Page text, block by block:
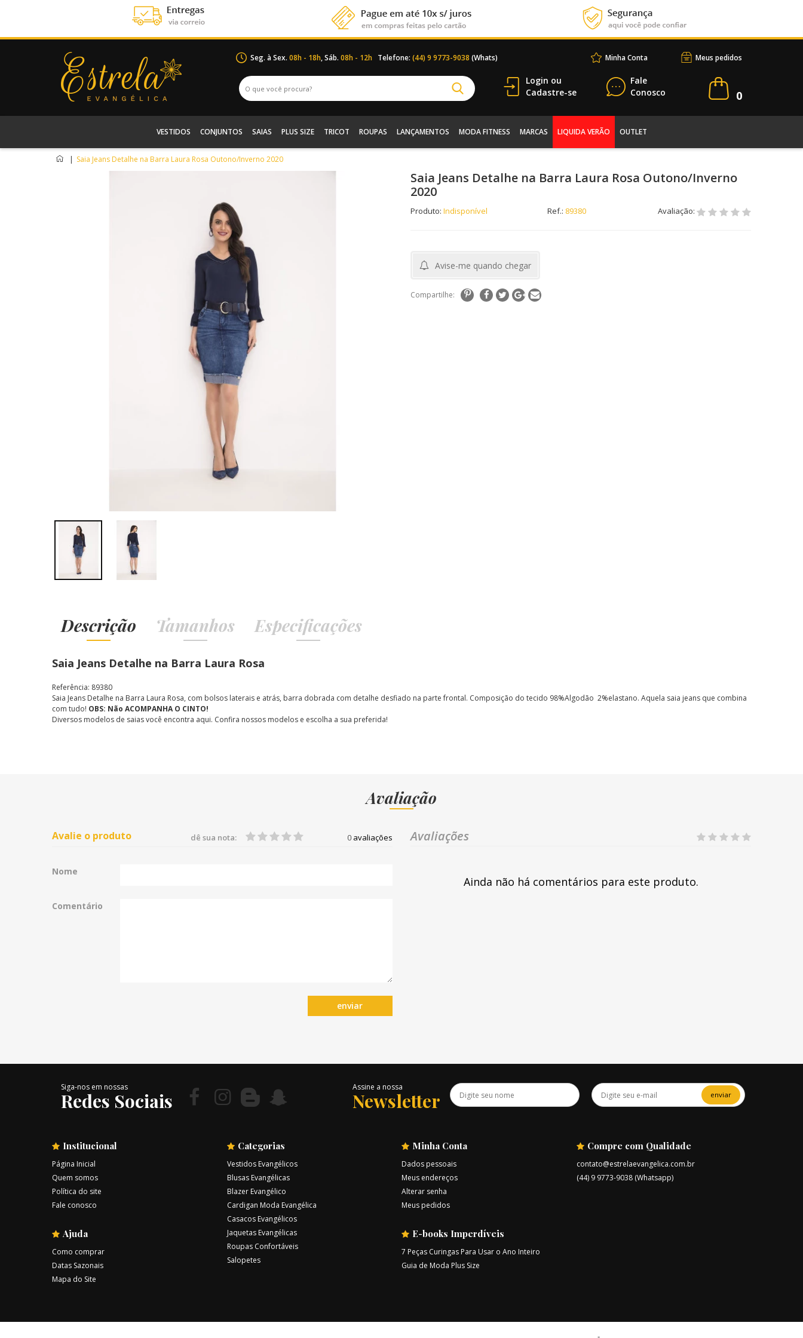
Seg. à Sex. 08h - 18h, Sáb. 08h - 12h Telefone: (44) 9 9773-9038 (Whats) Meus pedidos
Minha Conta
Login ou
Cadastre-se
Fale
Conosco
0
VESTIDOS CONJUNTOS SAIAS PLUS SIZE TRICOT ROUPAS LANÇAMENTOS MODA FITNESS MARCAS LIQUIDA VERÃO OUTLET
| Saia Jeans Detalhe na Barra Laura Rosa Outono/Inverno 2020
Saia Jeans Detalhe na Barra Laura Rosa Outono/Inverno
2020
Produto: Indisponível Ref.: 89380 Avaliação:
Avise-me quando chegar
Compartilhe:
Descrição
Saia Jeans Detalhe na Barra Laura Rosa
Referência: 89380
Saia Jeans Detalhe na Barra Laura Rosa, com bolsos laterais e atrás, barra dobrada com detalhe desfiado na parte frontal. Composição do tecido 98%Algodão 2%elastano. Aquela saia jeans que combina
com tudo! OBS: Não ACOMPANHA O CINTO!
Diversos modelos de saias você encontra aqui. Confira nossos modelos e escolha a sua preferida!
Tamanhos Especificações
Avaliação
Avalie o produto 0 avaliações
dê sua nota:
Nome
Comentário
enviar
Avaliações
Ainda não há comentários para este produto.
Siga-nos em nossas
Redes Sociais
Assine a nossa
Newsletter enviar
Institucional
Página Inicial
Quem somos
Política do site
Fale conosco
Ajuda
Como comprar
Datas Sazonais
Mapa do Site
Categorias
Vestidos Evangélicos
Blusas Evangélicas
Blazer Evangélico
Cardigan Moda Evangélica
Casacos Evangélicos
Jaquetas Evangélicas
Roupas Confortáveis
Salopetes
Minha Conta
Dados pessoais
Meus endereços
Alterar senha
Meus pedidos
E-books Imperdíveis
7 Peças Curingas Para Usar o Ano Inteiro
Guia de Moda Plus Size
Compre com Qualidade
contato@estrelaevangelica.com.br
(44) 9 9773-9038 (Whatsapp)